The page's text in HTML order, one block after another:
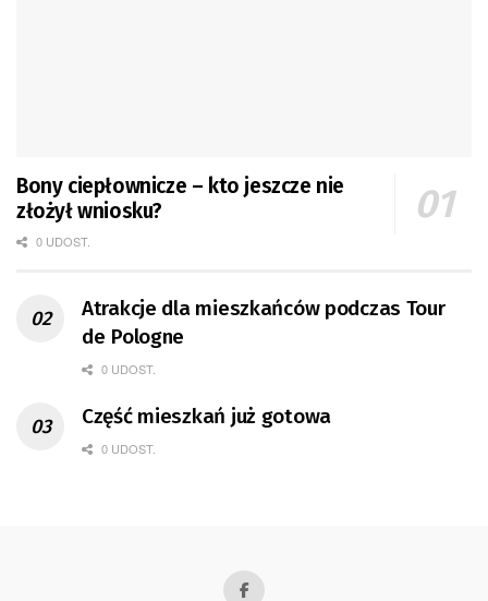
Bony ciepłownicze – kto jeszcze nie
złożył wniosku?
0 UDOST.
Atrakcje dla mieszkańców podczas Tour
de Pologne
0 UDOST.
Część mieszkań już gotowa
0 UDOST.